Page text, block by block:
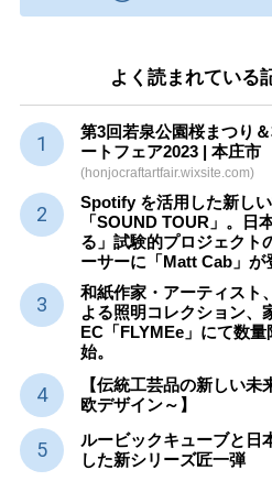
よく読まれている
第3回若泉公園桜まつり
ートフェア2023 | 本庄市
(honjocraftartfair.wixsite.com)
Spotify を活用した新し
「SOUND TOUR」。日
る」試験的プロジェクト
ーサーに「Matt Cab」が
和紙作家・アーティスト
よる照明コレクション、
EC「FLYMEe」にて数量
始。
【伝統工芸品の新しい未
欧デザイン～】
ルービックキューブと日
した新シリーズ匠一弾